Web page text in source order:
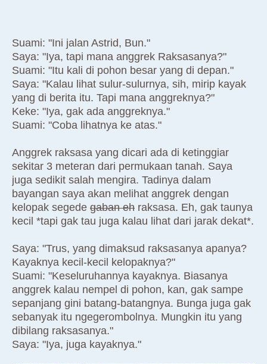
Suami: "Ini jalan Astrid, Bun."
Saya: "Iya, tapi mana anggrek Raksasanya?"
Suami: "Itu kali di pohon besar yang di depan."
Saya: "Kalau lihat sulur-sulurnya, sih, mirip kayak
yang di berita itu. Tapi mana anggreknya?"
Keke: "Iya, gak ada anggreknya."
Suami: "Coba lihatnya ke atas."
Anggrek raksasa yang dicari ada di ketinggiar
sekitar 3 meteran dari permukaan tanah. Saya
juga sedikit salah mengira. Tadinya dalam
bayangan saya akan melihat anggrek dengan
kelopak segede gaban eh raksasa. Eh, gak taunya
kecil *tapi gak tau juga kalau lihat dari jarak dekat*.
Saya: "Trus, yang dimaksud raksasanya apanya?
Kayaknya kecil-kecil kelopaknya?"
Suami: "Keseluruhannya kayaknya. Biasanya
anggrek kalau nempel di pohon, kan, gak sampe
sepanjang gini batang-batangnya. Bunga juga gak
sebanyak itu ngegerombolnya. Mungkin itu yang
dibilang raksasanya."
Saya: "Iya, juga kayaknya."